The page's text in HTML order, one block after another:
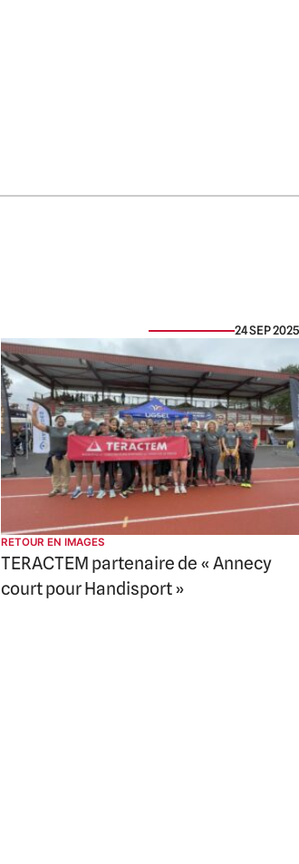
24 SEP 2025
RETOUR EN IMAGES
TERACTEM partenaire de « Annecy
court pour Handisport »